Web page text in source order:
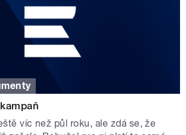
víc než půl roku, ale zdá se, že